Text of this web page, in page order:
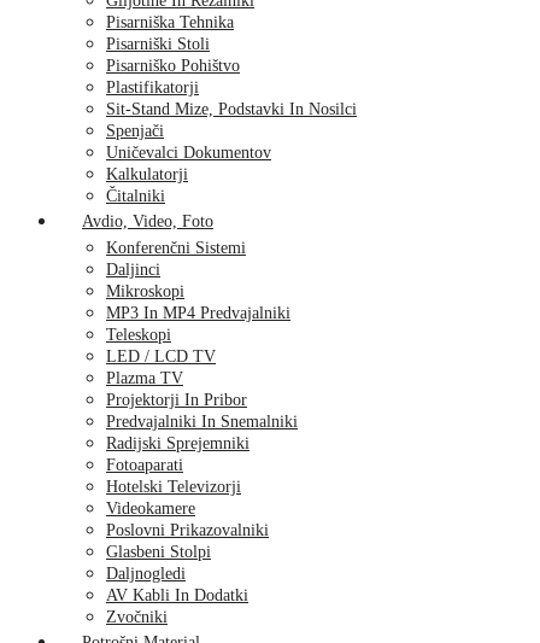
Pisarniška Tehnika
Pisarniški Stoli
Pisarniško Pohištvo
Plastifikatorji
Sit-Stand Mize, Podstavki In Nosilci
Spenjači
Uničevalci Dokumentov
Kalkulatorji
Čitalniki
Avdio, Video, Foto
Konferenčni Sistemi
Daljinci
Mikroskopi
MP3 In MP4 Predvajalniki
Teleskopi
LED / LCD TV
Plazma TV
Projektorji In Pribor
Predvajalniki In Snemalniki
Radijski Sprejemniki
Fotoaparati
Hotelski Televizorji
Videokamere
Poslovni Prikazovalniki
Glasbeni Stolpi
Daljnogledi
AV Kabli In Dodatki
Zvočniki